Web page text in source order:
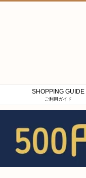
SHOPPING GUIDE
ご利用ガイド